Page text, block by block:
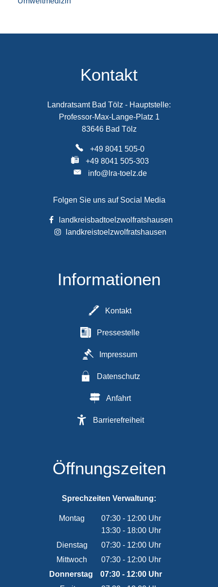
Kontakt
Landratsamt Bad Tölz - Hauptstelle:
Professor-Max-Lange-Platz 1
83646 Bad Tölz
+49 8041 505-0
+49 8041 505-303
info@lra-toelz.de
Folgen Sie uns auf Social Media
landkreisbadtoelzwolfratshausen
landkreistoelzwolfratshausen
Informationen
Kontakt
Pressestelle
Impressum
Datenschutz
Anfahrt
Barrierefreiheit
Öffnungszeiten
Sprechzeiten Verwaltung:
Montag 07:30- 12:00Uhr
Von 07:30 bis 12:00 Uhr
13:30- 18:00Uhr
Von 13:30 bis 18:00 Uhr
Dienstag 07:30- 12:00Uhr
Von 07:30 bis 12:00 Uhr
Mittwoch 07:30- 12:00Uhr
Von 07:30 bis 12:00 Uhr
Donnerstag 07:30- 12:00Uhr